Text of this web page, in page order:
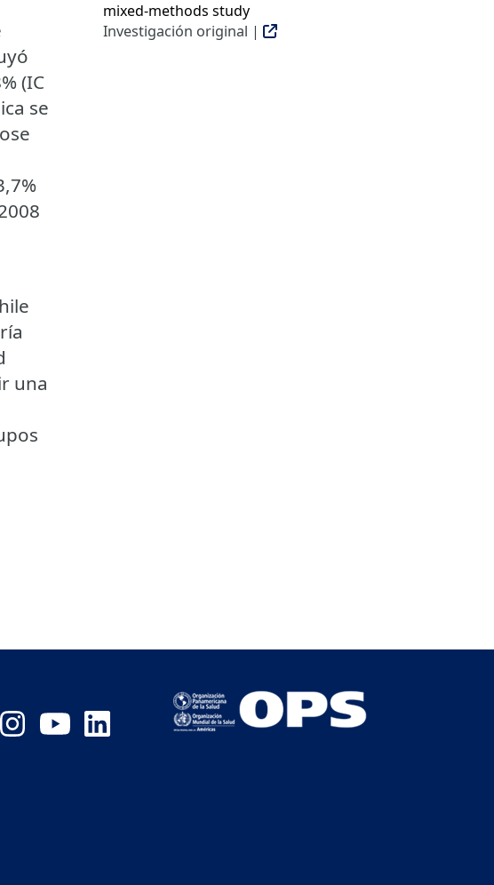
(IC
se
una
mixed-methods study
Investigación original |